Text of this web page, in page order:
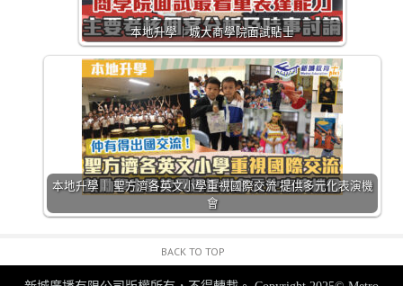
本地升學｜城大商學院面試貼士
本地升學｜ 聖方濟各英文小學重視國際交流 提供多元化表演機
會
BACK TO TOP